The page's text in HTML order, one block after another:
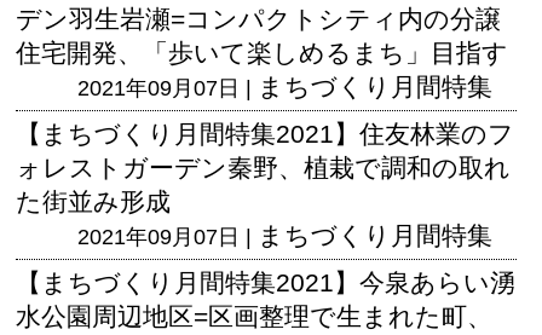
デン羽生岩瀬=コンパクトシティ内の分譲
住宅開発、「歩いて楽しめるまち」目指す
2021年09月07日 | まちづくり月間特集
【まちづくり月間特集2021】住友林業のフ
ォレストガーデン秦野、植栽で調和の取れ
た街並み形成
2021年09月07日 | まちづくり月間特集
【まちづくり月間特集2021】今泉あらい湧
水公園周辺地区=区画整理で生まれた町、